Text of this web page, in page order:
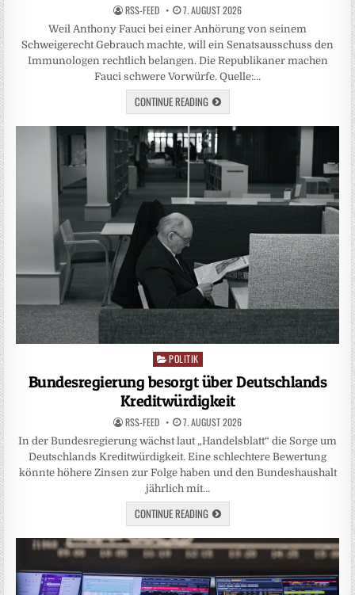
RSS-FEED 7. AUGUST 2026
Weil Anthony Fauci bei einer Anhörung von seinem
Schweigerecht Gebrauch machte, will ein Senatsausschuss den
Immunologen rechtlich belangen. Die Republikaner machen
Fauci schwere Vorwürfe. Quelle:…
CONTINUE READING
Posted
POLITIK
Bundesregierung besorgt über Deutschlands
Kreditwürdigkeit
RSS-FEED 7. AUGUST 2026
In der Bundesregierung wächst laut „Handelsblatt“ die Sorge um
Deutschlands Kreditwürdigkeit. Eine schlechtere Bewertung
könnte höhere Zinsen zur Folge haben und den Bundeshaushalt
jährlich mit…
CONTINUE READING